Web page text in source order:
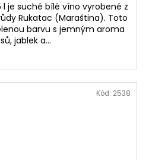
l je suché bílé víno vyrobené z
Rukatac (Maraština). Toto
barvu s jemným aroma
jablek a...
Kód: 2538